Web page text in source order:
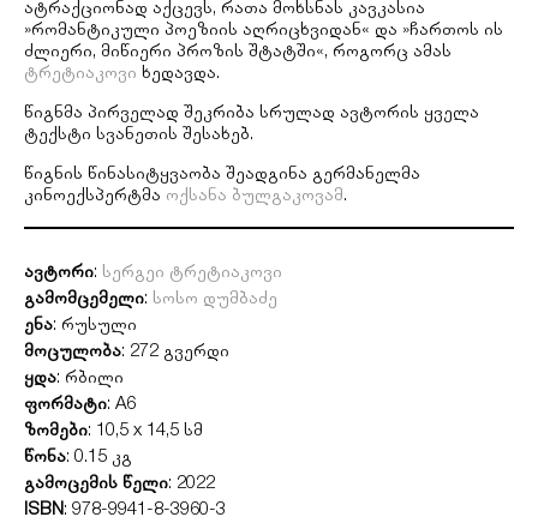
ატრაქციონად აქცევს, რათა მოხსნას კავკასია
»რომანტიკული პოეზიის აღრიცხვიდან« და »ჩართოს ის
ძლიერი, მიწიერი პროზის შტატში«, როგორც ამას
ტრეტიაკოვი ხედავდა.
წიგნმა პირველად შეკრიბა სრულად ავტორის ყველა
ტექსტი სვანეთის შესახებ.
წიგნის წინასიტყვაობა შეადგინა გერმანელმა
კინოექსპერტმა ოქსანა ბულგაკოვამ.
ავტორი: სერგეი ტრეტიაკოვი
გამომცემელი: სოსო დუმბაძე
ენა: რუსული
მოცულობა: 272 გვერდი
ყდა: რბილი
ფორმატი: A6
ზომები: 10,5 x 14,5 სმ
წონა: 0.15 კგ
გამოცემის წელი: 2022
ISBN: 978-9941-8-3960-3